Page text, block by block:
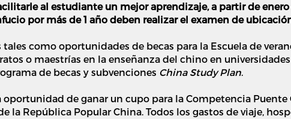
al estudiante un mejor aprendizaje, a partir de
por más de 1 año deben realizar el examen de
como oportunidades de becas para la Escuela de
o maestrías en la enseñanza del chino en
de becas y subvenciones China Study Plan.
de ganar un cupo para la Competencia Puente
la República Popular China. Todos los gastos de viaje,